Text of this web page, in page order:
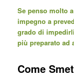
Se penso molto
impegno a
grado di
più preparato ad
Come